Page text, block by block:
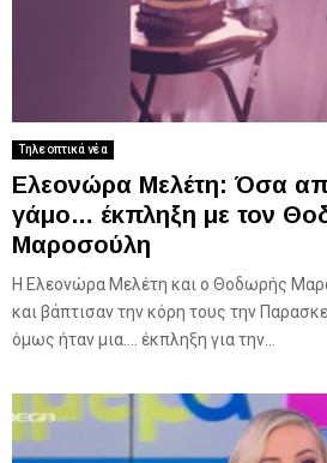
Τηλεοπτικά νέα
Ελεονώρα Μελέτη: Όσα
γάμο… έκπληξη με τον
Μαροσούλη
Η Ελεονώρα Μελέτη και ο Θοδωρής
και βάπτισαν την κόρη τους την
όμως ήταν μια…. έκπληξη για την...